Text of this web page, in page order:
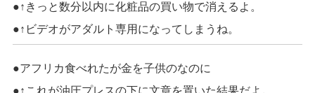
●↑きっと数分以内に化粧品の買い物で消えるよ。
●↑ビデオがアダルト専用になってしまうね。
●アフリカ食べれたが金を子供のなのに